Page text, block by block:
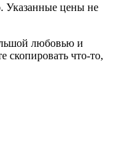
Указанные цены не
любовью и
что-то,